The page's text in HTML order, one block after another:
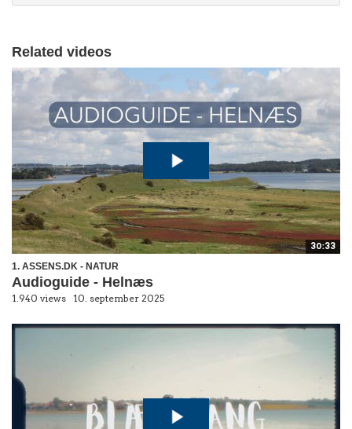
Related videos
30:33
1. ASSENS.DK - NATUR
Audioguide - Helnæs
1.940 views 10. september 2025